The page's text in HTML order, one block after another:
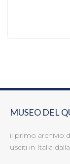
MUSEO DEL
il primo archivio
usciti in Italia